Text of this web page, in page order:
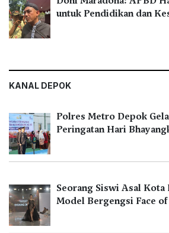
untuk Pendidikan dan
KANAL DEPOK
Polres Metro Depok
Peringatan Hari
Seorang Siswi Asal Kota
Model Bergengsi Face